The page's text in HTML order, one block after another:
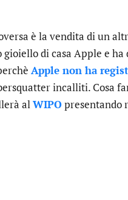
è la vendita di un
gioiello di casa Apple e
Apple non ha
incalliti. Cosa
alWIPOpresentando